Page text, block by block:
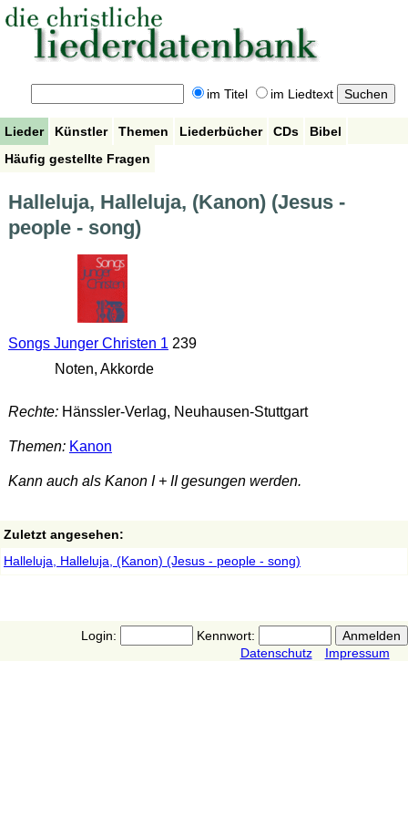
im Titel im Liedtext
Lieder Künstler Themen Liederbücher CDs
Bibel
Häufig gestellte Fragen
Halleluja, Halleluja, (Kanon) (Jesus -
people - song)
Songs Junger Christen 1 239
Noten, Akkorde
Rechte:Hänssler-Verlag, Neuhausen-Stuttgart
Themen: Kanon
Kann auch als Kanon I + II gesungen werden.
Zuletzt angesehen:
Halleluja, Halleluja, (Kanon) (Jesus - people - song)
Login:
Kennwort:
Datenschutz
Impressum